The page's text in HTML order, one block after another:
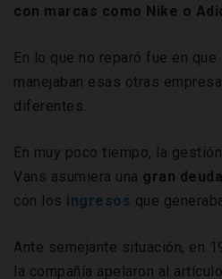
con marcas como Nike o
En lo que no reparó fue en
manejaban esas otras
diferentes.
En muy poco tiempo, la
Vans asumiera una gran deuda
con los ingresos que
Ante semejante situación, en
la compañía apelaron al